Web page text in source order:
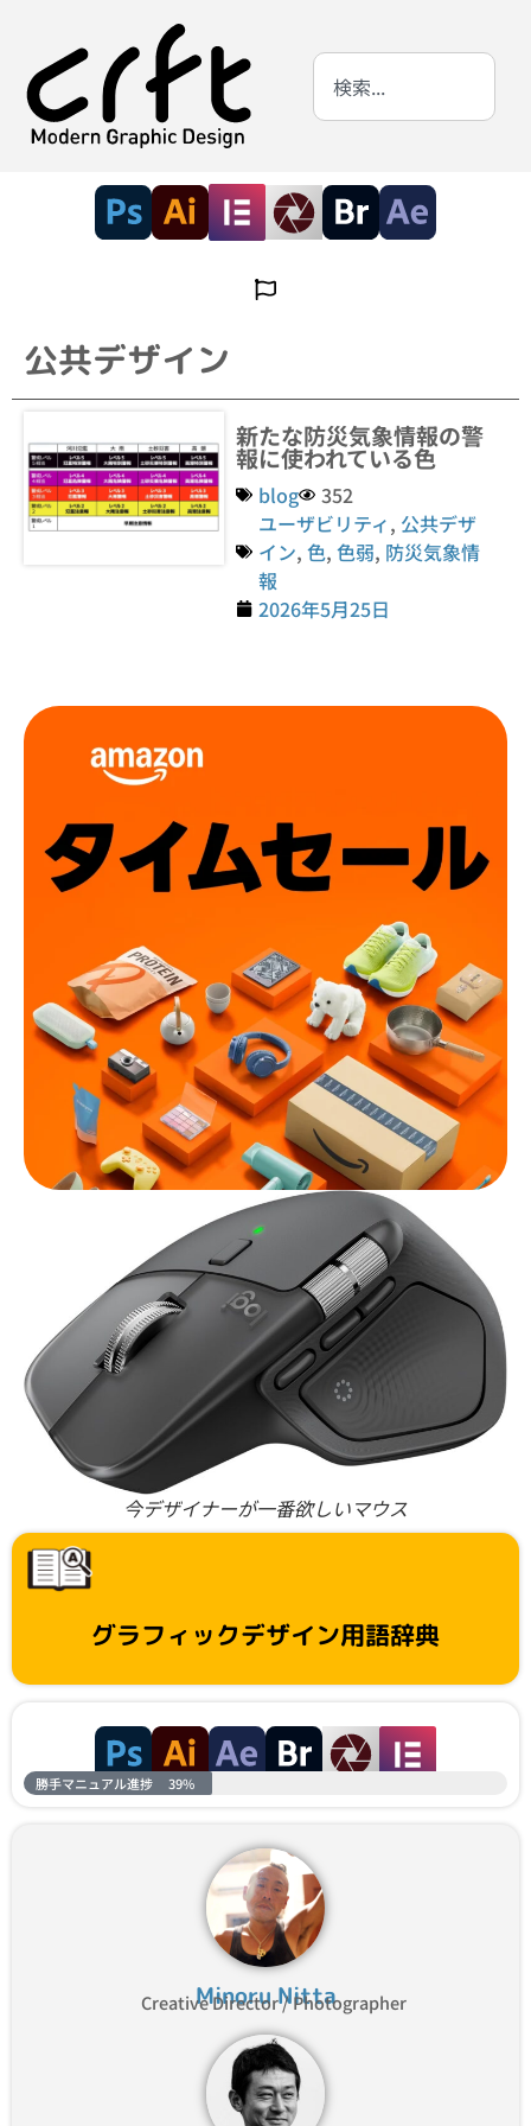
公共デザイン
新たな防災気象情報の警
報に使われている色
blog
352
ユーザビリティ, 公共デザ
イン,色,色弱, 防災気象情
報
2026年5月25日
今デザイナーが一番欲しいマウス
グラフィックデザイン用語辞典
勝手マニュアル進捗 39%
Minoru Nitta
Creative Director / Photographer